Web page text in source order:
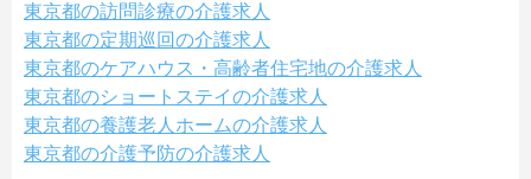
東京都の訪問診療の介護求人
東京都の定期巡回の介護求人
東京都のケアハウス・高齢者住宅地の介護求人
東京都のショートステイの介護求人
東京都の養護老人ホームの介護求人
東京都の介護予防の介護求人